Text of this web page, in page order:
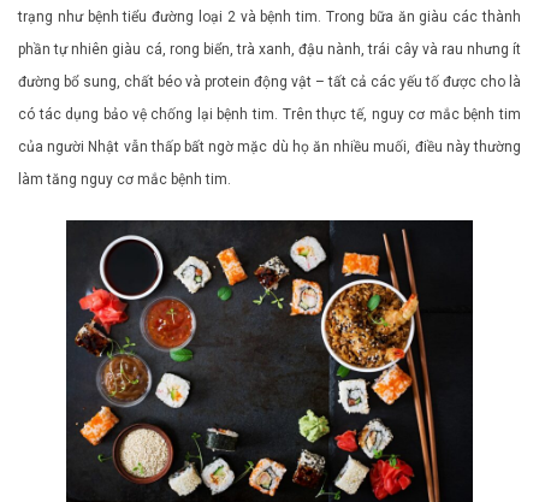
trạng như bệnh tiểu đường loại 2 và bệnh tim. Trong bữa ăn giàu các thành
phần tự nhiên giàu cá, rong biển, trà xanh, đậu nành, trái cây và rau nhưng ít
đường bổ sung, chất béo và protein động vật – tất cả các yếu tố được cho là
có tác dụng bảo vệ chống lại bệnh tim. Trên thực tế, nguy cơ mắc bệnh tim
của người Nhật vẫn thấp bất ngờ mặc dù họ ăn nhiều muối, điều này thường
làm tăng nguy cơ mắc bệnh tim.